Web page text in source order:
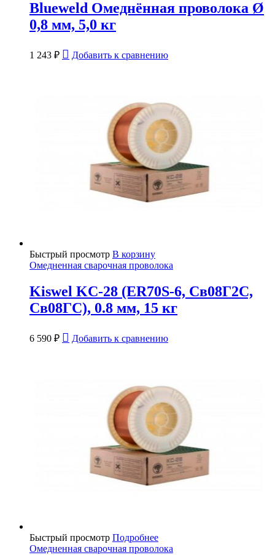
Blueweld Омеднённая проволока Ø
0,8 мм, 5,0 кг
1 243 ₽ Добавить к сравнению
Быстрый просмотр В корзину
Омедненная сварочная проволока
Kiswel KC-28 (ER70S-6, Св08Г2С,
Св08ГС), 0.8 мм, 15 кг
6 590 ₽ Добавить к сравнению
Быстрый просмотр Подробнее
Омедненная сварочная проволока